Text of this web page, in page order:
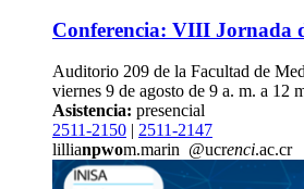
Conferencia: VIII Jornada
Auditorio 209 de la Facultad de
viernes 9 de agosto de 9 a. m. a 12
Asistencia: presencial
2511-2150
2511-2147
lillianpwom.marin @ucrenci.ac.cr